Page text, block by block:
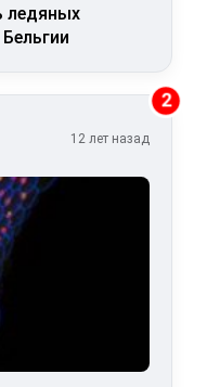
ледяных
2
12 лет назад